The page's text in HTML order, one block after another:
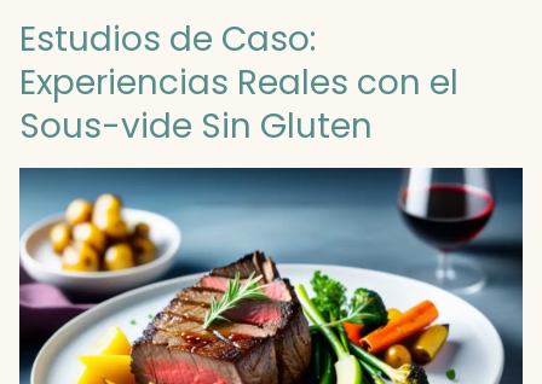
Estudios de Caso:
Experiencias Reales con el
Sous-vide Sin Gluten